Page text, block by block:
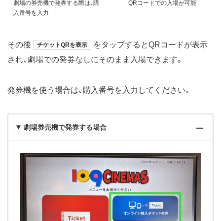
劇場の券売機で発券する際は、購
入番号を入力
QRコードでの入場が可能
その後 チケットQRを表示
をタップするとQRコードが表示
され、劇場での発券なしにそのまま入場できます。
発券機を使う場合は、購入番号を入力してください。
劇場券売機で発券する場合